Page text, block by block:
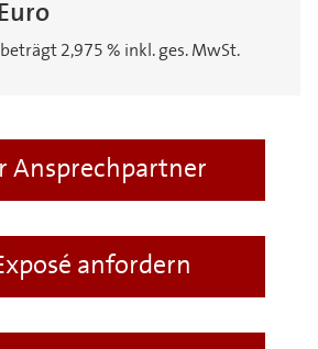
2,975 % inkl. ges. MwSt.
Ansprechpartner
anfordern